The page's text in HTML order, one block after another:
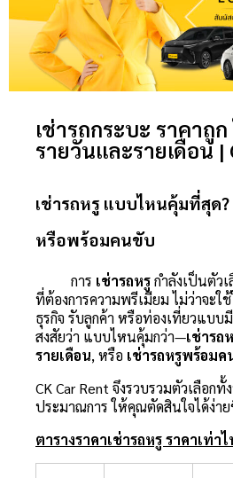
เช่ารถกระบะ ราคาถู
รายวันและรายเดือน |
เช่ารถหรู แบบไหนคุ้มที่สุด?
หรือพร้อมคนขับ
การ เช่ารถหรูกำลังเป็นตัว
ที่ต้องการความพรีเมียม ไม่ว่าจะใ
ธุรกิจ รับลูกค้า หรือท่องเที่ยวแบ
สงสัยว่า แบบไหนคุ้มกว่า—เช่ารถ
รายเดือน, หรือ เช่ารถหรูพร้อม
CK Car Rent จึงรวบรวมตัวเลือก
ประมาณการ ให้คุณตัดสินใจได้ง่า
ตารางราคาเช่ารถหรู ราคาเท่าไ